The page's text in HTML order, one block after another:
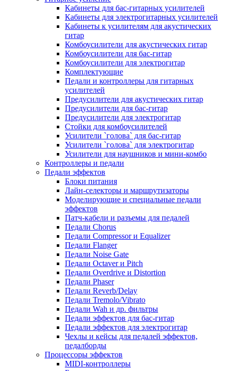
Кабинеты для бас-гитарных усилителей
Кабинеты для электрогитарных усилителей
Кабинеты к усилителям для акустических
гитар
Комбоусилители для акустических гитар
Комбоусилители для бас-гитар
Комбоусилители для электрогитар
Комплектующие
Педали и контроллеры для гитарных
усилителей
Предусилители для акустических гитар
Предусилители для бас-гитар
Предусилители для электрогитар
Стойки для комбоусилителей
Усилители `голова` для бас-гитар
Усилители `голова` для электрогитар
Усилители для наушников и мини-комбо
Контроллеры и педали
Педали эффектов
Блоки питания
Лайн-селекторы и маршрутизаторы
Моделирующие и специальные педали
эффектов
Патч-кабели и разъемы для педалей
Педали Chorus
Педали Compressor и Equalizer
Педали Flanger
Педали Noise Gate
Педали Octaver и Pitch
Педали Overdrive и Distortion
Педали Phaser
Педали Reverb/Delay
Педали Tremolo/Vibrato
Педали Wah и др. фильтры
Педали эффектов для бас-гитар
Педали эффектов для электрогитар
Чехлы и кейсы для педалей эффектов,
педалборды
Процессоры эффектов
MIDI-контроллеры